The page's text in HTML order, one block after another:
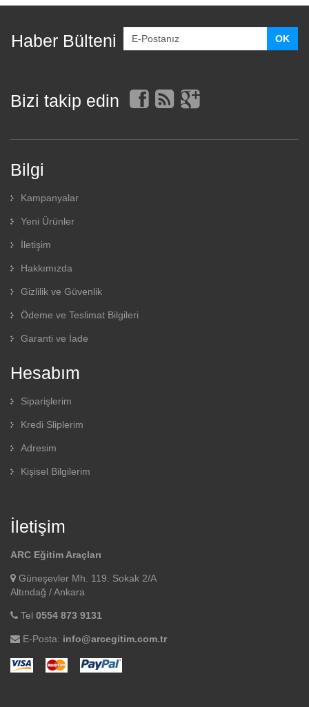
Haber Bülteni
Bizi takip edin
Bilgi
Kampanyalar
Yeni Ürünler
İletişim
Hakkımızda
Gizlilik ve Güvenlik
Ödeme ve Teslimat Bilgileri
Garanti ve İade
Hesabım
Siparişlerim
Kredi Sliplerim
Adresim
Kişisel Bilgilerim
İletişim
ARC Eğitim Araçları
Güneşevler Mh. 119. Sokak 2/A
Altındağ / Ankara
Tel 0554 873 9131
E-Posta: info@arcegitim.com.tr